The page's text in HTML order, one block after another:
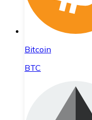
Bitcoin
BTC